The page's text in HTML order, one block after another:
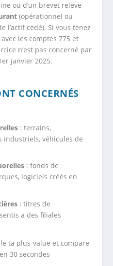
ou d’un brevet relève
(opérationnel ou
l’actif cédé). Si vous tenez
les comptes 775 et
n’est pas concerné par
janvier 2025.
CONCERNÉS
: terrains,
industriels, véhicules de
: fonds de
logiciels créés en
: titres de
a des filiales